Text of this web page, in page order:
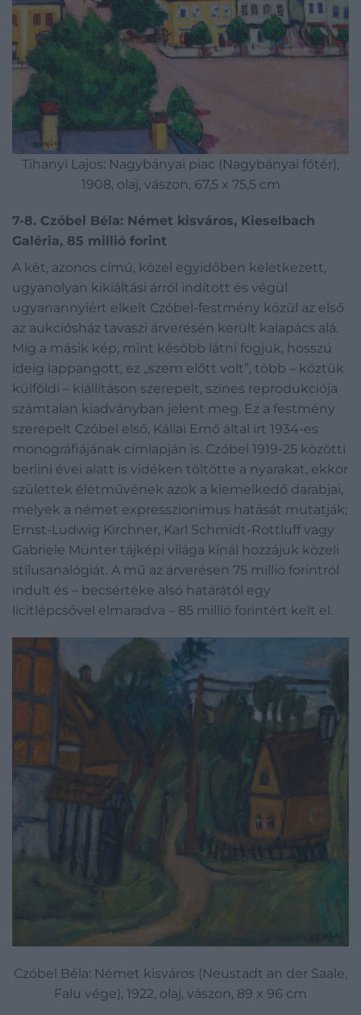
Tihanyi Lajos: Nagybányai piac (Nagybányai főtér),
1908, olaj, vászon, 67,5 x 75,5 cm
7-8. Czóbel Béla: Német kisváros, Kieselbach
Galéria, 85 millió forint
A két, azonos című, közel egyidőben keletkezett,
ugyanolyan kikiáltási árról indított és végül
ugyanannyiért elkelt Czóbel-festmény közül az első
az aukciósház tavaszi árverésén került kalapács alá.
Míg a másik kép, mint később látni fogjuk, hosszú
ideig lappangott, ez „szem előtt volt”, több – köztük
külföldi – kiállításon szerepelt, színes reprodukciója
számtalan kiadványban jelent meg. Ez a festmény
szerepelt Czóbel első, Kállai Ernő által írt 1934-es
monográfiájának címlapján is. Czóbel 1919-25 közötti
berlini évei alatt is vidéken töltötte a nyarakat, ekkor
születtek életművének azok a kiemelkedő darabjai,
melyek a német expresszionimus hatását mutatják;
Ernst-Ludwig Kirchner, Karl Schmidt-Rottluff vagy
Gabriele Münter tájképi világa kínál hozzájuk közeli
stílusanalógiát. A mű az árverésen 75 millió forintról
indult és – becsértéke alsó határától egy
licitlépcsővel elmaradva – 85 millió forintért kelt el.
Czóbel Béla: Német kisváros (Neustadt an der Saale,
Falu vége), 1922, olaj, vászon, 89 x 96 cm